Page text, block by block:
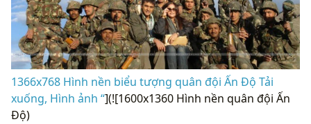
1366x768 Hình nền biểu tượng quân đội Ấn Độ Tải
xuống, Hình ảnh “](![1600x1360 Hình nền quân đội Ấn
Độ)